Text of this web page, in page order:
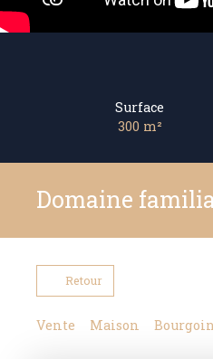
Surface
300 m²
Domaine
Retour
Vente Maison